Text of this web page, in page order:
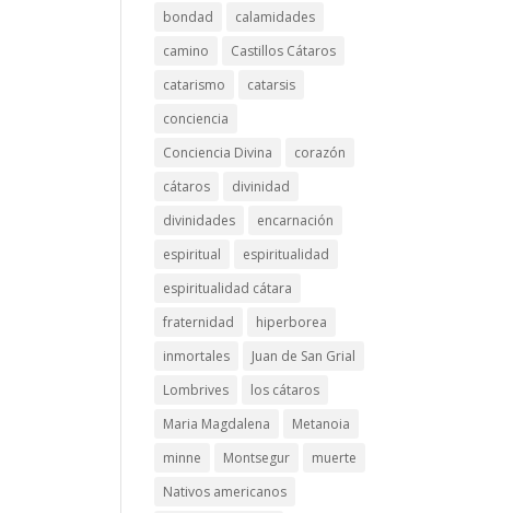
bondad
calamidades
camino
Castillos Cátaros
catarismo
catarsis
conciencia
Conciencia Divina
corazón
cátaros
divinidad
divinidades
encarnación
espiritual
espiritualidad
espiritualidad cátara
fraternidad
hiperborea
inmortales
Juan de San Grial
Lombrives
los cátaros
Maria Magdalena
Metanoia
minne
Montsegur
muerte
Nativos americanos